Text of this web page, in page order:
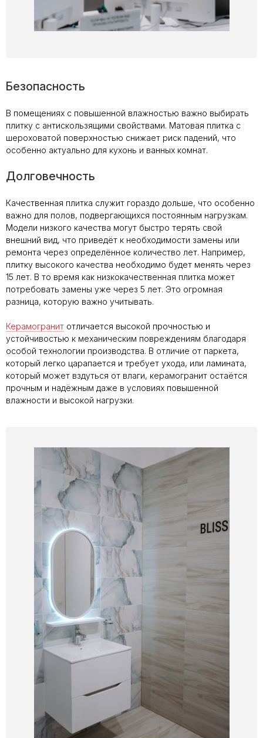
Безопасность
В помещениях с повышенной влажностью важно выбирать
плитку с антискользящими свойствами. Матовая плитка с
шероховатой поверхностью снижает риск падений, что
особенно актуально для кухонь и ванных комнат.
Долговечность
Качественная плитка служит гораздо дольше, что особенно
важно для полов, подвергающихся постоянным нагрузкам.
Модели низкого качества могут быстро терять свой
внешний вид, что приведёт к необходимости замены или
ремонта через определённое количество лет. Например,
плитку высокого качества необходимо будет менять через
15 лет. В то время как низкокачественная плитка может
потребовать замены уже через 5 лет. Это огромная
разница, которую важно учитывать.
Керамогранит отличается высокой прочностью и
устойчивостью к механическим повреждениям благодаря
особой технологии производства. В отличие от паркета,
который легко царапается и требует ухода, или ламината,
который может вздуться от влаги, керамогранит остаётся
прочным и надёжным даже в условиях повышенной
влажности и высокой нагрузки.